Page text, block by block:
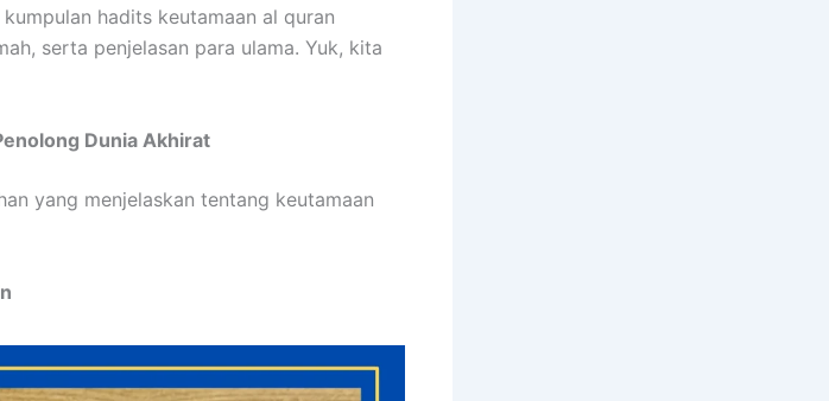
hadits keutamaan al quran
serta penjelasan para ulama. Yuk, kita
Dunia Akhirat
yang menjelaskan tentang keutamaan